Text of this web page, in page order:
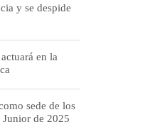
y se despide
en la
sede de los
Junior de 2025